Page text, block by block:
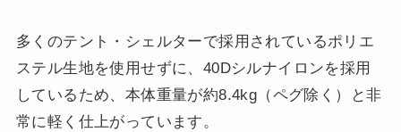
多くのテント・シェルターで採用されているポリエ
ステル生地を使用せずに、40Dシルナイロンを採用
しているため、本体重量が約8.4kg（ペグ除く）と非
常に軽く仕上がっています。